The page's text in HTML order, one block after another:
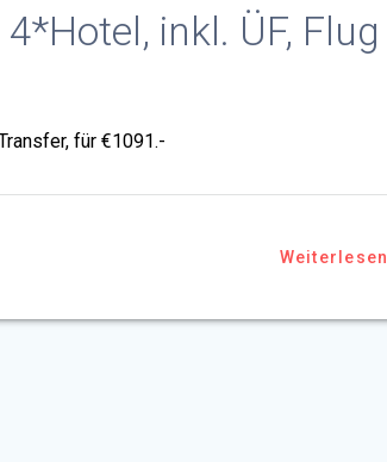
inkl. ÜF, Flug
für €1091.-
Weiterlesen